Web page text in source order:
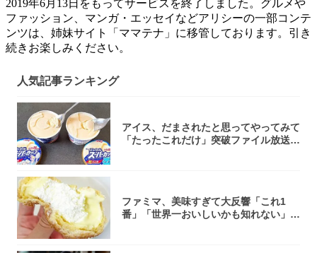
2019年6月13日をもってサービスを終了しました。グルメや
ファッション、マンガ・エッセイなどアリシーの一部コンテ
ンツは、姉妹サイト「ママテナ」に移管しております。引き
続きお楽しみください。
人気記事ランキング
アイス、だまされたと思ってやってみて
「たったこれだけ」突破ファイル放送で
ファミマ、美味すぎて大反響「これ1
番」「世界一おいしいかも知れない」